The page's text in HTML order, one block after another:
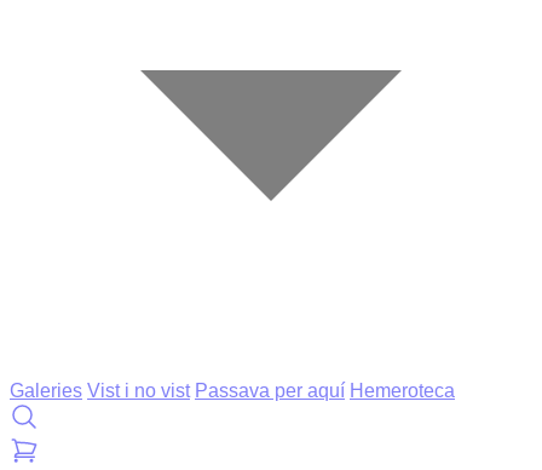
Galeries Vist i no vist Passava per aquí Hemeroteca